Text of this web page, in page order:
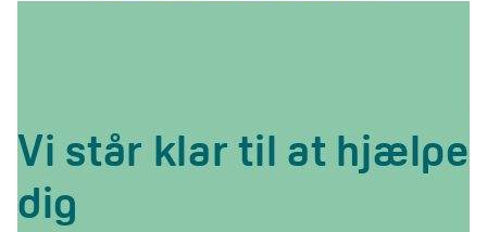
Vi står klar til at hjælpe
dig